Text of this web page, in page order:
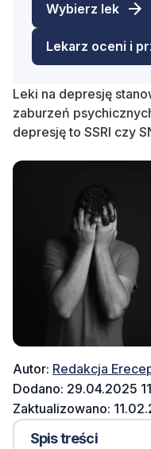
Wybierz lek
Lekarz oceni i
Leki na depresję
zaburzeń
depresję to SSRI czy
Autor: Redakcja
Dodano: 29.04.2025
Zaktualizowano:
Spis treści